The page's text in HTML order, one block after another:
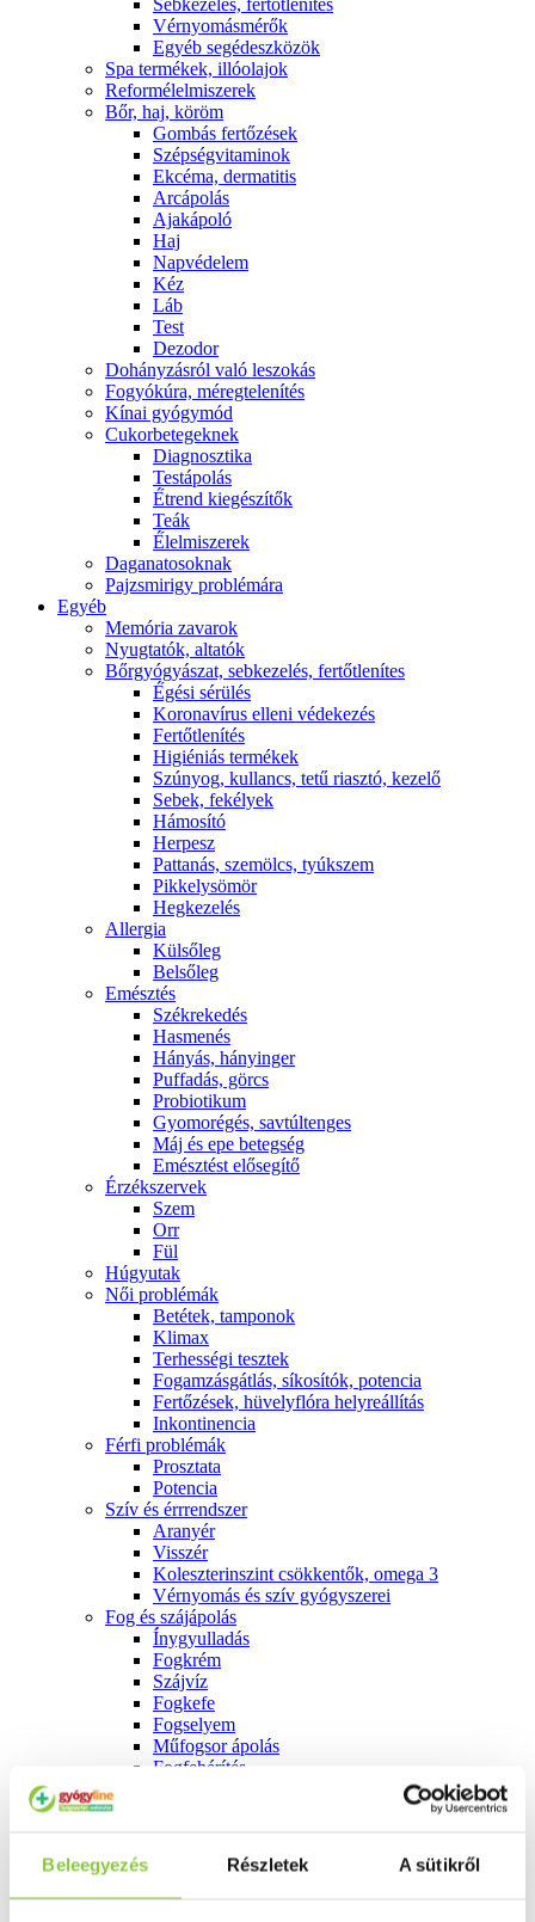
Beleegyezés Részletek A sütikről
Sebkezelés, fertőtlenítés
Vérnyomásmérők
Egyéb segédeszközök
Spa termékek, illóolajok
Reformélelmiszerek
Bőr, haj, köröm
Gombás fertőzések
Szépségvitaminok
Ekcéma, dermatitis
Arcápolás
Ajakápoló
Haj
Napvédelem
Kéz
Láb
Test
Dezodor
Dohányzásról való leszokás
Fogyókúra, méregtelenítés
Kínai gyógymód
Cukorbetegeknek
Diagnosztika
Testápolás
É́trend kiegészítők
Teák
É́lelmiszerek
Daganatosoknak
Pajzsmirigy problémára
Egyéb
Memória zavarok
Nyugtatók, altatók
Bőrgyógyászat, sebkezelés, fertőtlenítes
É́gési sérülés
Koronavírus elleni védekezés
Fertőtlenítés
Higiéniás termékek
Szúnyog, kullancs, tetű riasztó, kezelő
Sebek, fekélyek
Hámosító
Herpesz
Pattanás, szemölcs, tyúkszem
Pikkelysömör
Hegkezelés
Allergia
Külsőleg
Belsőleg
Emésztés
Székrekedés
Hasmenés
Hányás, hányinger
Puffadás, görcs
Probiotikum
Gyomorégés, savtúltenges
Máj és epe betegség
Emésztést elősegítő
Érzékszervek
Szem
Orr
Fül
Húgyutak
Női problémák
Betétek, tamponok
Klimax
Terhességi tesztek
Fogamzásgátlás, síkosítók, potencia
Fertőzések, hüvelyflóra helyreállítás
Inkontinencia
Férfi problémák
Prosztata
Potencia
Szív és érrrendszer
Aranyér
Visszér
Koleszterinszint csökkentők, omega 3
Vérnyomás és szív gyógyszerei
Fog és szájápolás
Í́nygyulladás
Fogkrém
Szájvíz
Fogkefe
Fogselyem
Műfogsor ápolás
Fogfehérítés
Teák
Gyógyteák
Könyvek
Egészség ajándékba